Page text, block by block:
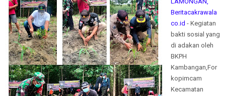
Beritacakrawala
co.id - Kegiatan
bakti sosial yang
di adakan oleh
BKPH
Kambangan,For
kopimcam
Kecamatan